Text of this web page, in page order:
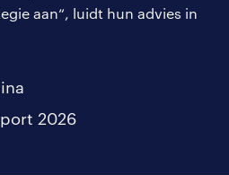
aan“, luidt hun advies in
2026